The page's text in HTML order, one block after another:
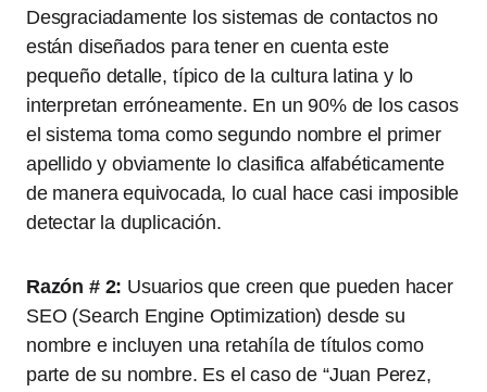
Desgraciadamente los sistemas de contactos no
están diseñados para tener en cuenta este
pequeño detalle, típico de la cultura latina y lo
interpretan erróneamente. En un 90% de los casos
el sistema toma como segundo nombre el primer
apellido y obviamente lo clasifica alfabéticamente
de manera equivocada, lo cual hace casi imposible
detectar la duplicación.
Razón # 2: Usuarios que creen que pueden hacer
SEO (Search Engine Optimization) desde su
nombre e incluyen una retahíla de títulos como
parte de su nombre. Es el caso de “Juan Perez,